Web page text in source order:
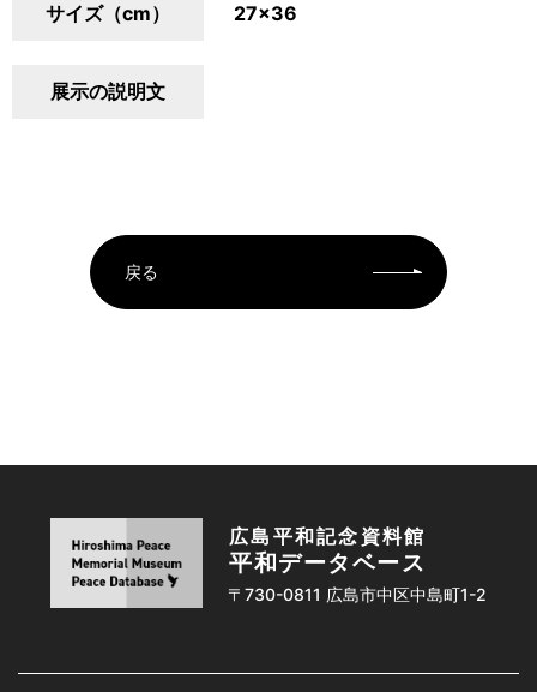
サイズ（cm） 27×36
展示の説明文
戻る
広島平和記念資料館
平和データベース
〒730-0811 広島市中区中島町1-2